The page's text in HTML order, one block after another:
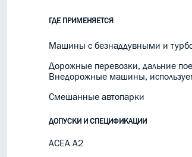
ГДЕ ПРИМЕНЯЕТСЯ
Машины с безнаддувными и
Дорожные перевозки, дальние
Внедорожные машины,
Смешанные автопарки
ДОПУСКИ И СПЕЦИФИКАЦИИ
ACEA A2